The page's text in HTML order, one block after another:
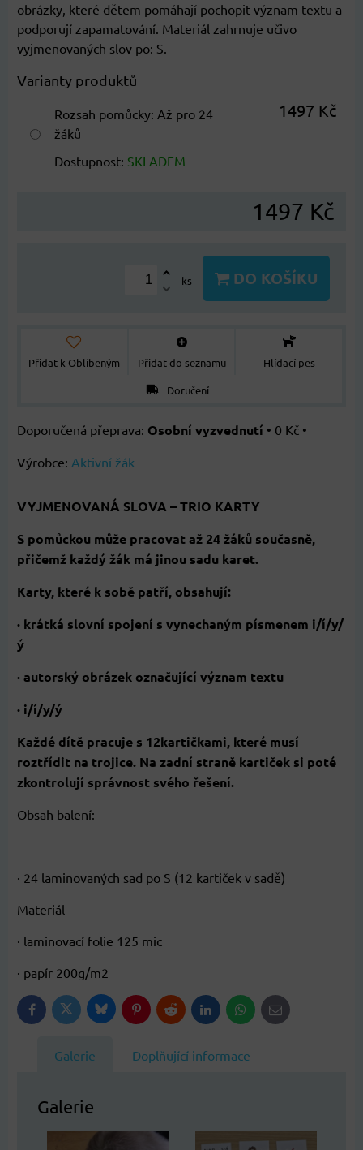
obrázky, které dětem pomáhají pochopit význam textu a
podporují zapamatování. Materiál zahrnuje učivo
vyjmenovaných slov po: S.
Varianty produktů
Rozsah pomůcky: Až pro 24
žáků
Dostupnost: SKLADEM
1497 Kč
1497 Kč
ks DO KOŠÍKU
Přidat k Oblíbeným Přidat do seznamu
Hlídací pes
Doručení
Osobní vyzvednutí • 0 Kč •
Výrobce: Aktivní žák
VYJMENOVANÁ SLOVA – TRIO KARTY
S pomůckou může pracovat až 24 žáků současně,
přičemž každý žák má jinou sadu karet.
Karty, které k sobě patří, obsahují:
· krátká slovní spojení s vynechaným písmenem i/í/y/
ý
· autorský obrázek označující význam textu
· i/í/y/ý
Každé dítě pracuje s 12kartičkami, které musí
roztřídit na trojice. Na zadní straně kartiček si poté
zkontrolují správnost svého řešení.
Obsah balení:
· 24 laminovaných sad po S (12 kartiček v sadě)
Materiál
· laminovací folie 125 mic
· papír 200g/m2
FacebookTwitterBlueskyPinterestReddit LinkedInWhatsApp
E-
mail
Galerie Doplňující informace
Galerie